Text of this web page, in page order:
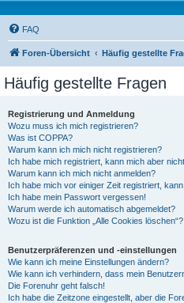
FAQ
Foren-Übersicht Häufig gestellte
Häufig gestellte Fragen
Registrierung und Anmeldung
Wozu muss ich mich registrieren?
Was ist COPPA?
Warum kann ich mich nicht registrieren?
Ich habe mich registriert, kann mich aber
Warum kann ich mich nicht anmelden?
Ich habe mich vor einiger Zeit registriert,
Ich habe mein Passwort vergessen!
Warum werde ich automatisch abgemeldet?
Wozu ist die Funktion „Alle Cookies löschen“?
Benutzerpräferenzen und -einstellungen
Wie kann ich meine Einstellungen ändern?
Wie kann ich verhindern, dass mein
Die Forenuhr geht falsch!
Ich habe die Zeitzone eingestellt, aber die